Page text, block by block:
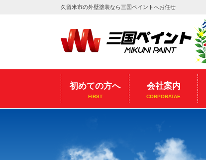
久留米市の外壁塗装なら三国ペイントへお任せ
初めての方へ
FIRST
会社案内
CORPORATAE